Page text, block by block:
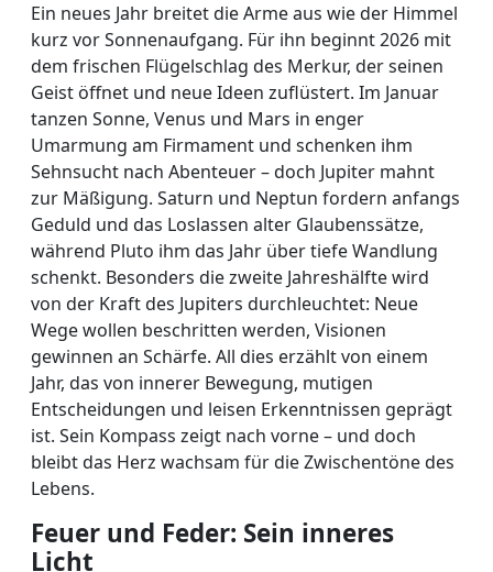
Ein neues Jahr breitet die Arme aus wie der Himmel
kurz vor Sonnenaufgang. Für ihn beginnt 2026 mit
dem frischen Flügelschlag des Merkur, der seinen
Geist öffnet und neue Ideen zuflüstert. Im Januar
tanzen Sonne, Venus und Mars in enger
Umarmung am Firmament und schenken ihm
Sehnsucht nach Abenteuer – doch Jupiter mahnt
zur Mäßigung. Saturn und Neptun fordern anfangs
Geduld und das Loslassen alter Glaubenssätze,
während Pluto ihm das Jahr über tiefe Wandlung
schenkt. Besonders die zweite Jahreshälfte wird
von der Kraft des Jupiters durchleuchtet: Neue
Wege wollen beschritten werden, Visionen
gewinnen an Schärfe. All dies erzählt von einem
Jahr, das von innerer Bewegung, mutigen
Entscheidungen und leisen Erkenntnissen geprägt
ist. Sein Kompass zeigt nach vorne – und doch
bleibt das Herz wachsam für die Zwischentöne des
Lebens.
Feuer und Feder: Sein inneres
Licht